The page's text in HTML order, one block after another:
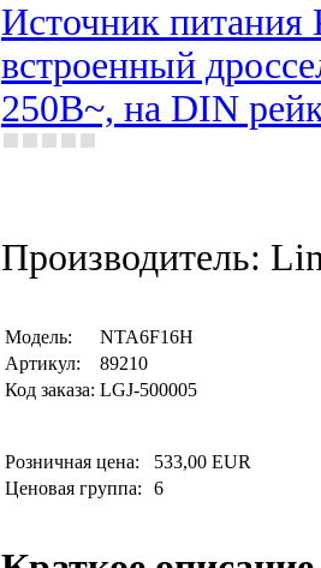
Источник
встроенный
250В~, на DIN
Производитель:
Модель:
NTA6F16H
Артикул:
89210
Код заказа: LGJ-500005
Розничная цена:
533,00 EUR
Ценовая группа:
6